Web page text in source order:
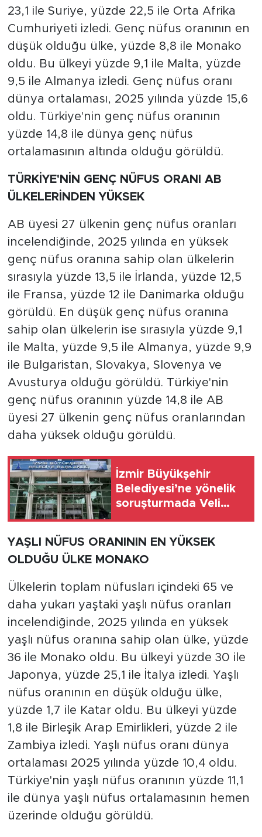
23,1 ile Suriye, yüzde 22,5 ile Orta Afrika
Cumhuriyeti izledi. Genç nüfus oranının en
düşük olduğu ülke, yüzde 8,8 ile Monako
oldu. Bu ülkeyi yüzde 9,1 ile Malta, yüzde
9,5 ile Almanya izledi. Genç nüfus oranı
dünya ortalaması, 2025 yılında yüzde 15,6
oldu. Türkiye'nin genç nüfus oranının
yüzde 14,8 ile dünya genç nüfus
ortalamasının altında olduğu görüldü.
TÜRKİYE'NİN GENÇ NÜFUS ORANI AB
ÜLKELERİNDEN YÜKSEK
AB üyesi 27 ülkenin genç nüfus oranları
incelendiğinde, 2025 yılında en yüksek
genç nüfus oranına sahip olan ülkelerin
sırasıyla yüzde 13,5 ile İrlanda, yüzde 12,5
ile Fransa, yüzde 12 ile Danimarka olduğu
görüldü. En düşük genç nüfus oranına
sahip olan ülkelerin ise sırasıyla yüzde 9,1
ile Malta, yüzde 9,5 ile Almanya, yüzde 9,9
ile Bulgaristan, Slovakya, Slovenya ve
Avusturya olduğu görüldü. Türkiye'nin
genç nüfus oranının yüzde 14,8 ile AB
üyesi 27 ülkenin genç nüfus oranlarından
daha yüksek olduğu görüldü.
İzmir Büyükşehir
Belediyesi’ne yönelik
soruşturmada Veli
YAŞLI NÜFUS ORANININ EN YÜKSEK
OLDUĞU ÜLKE MONAKO
Ülkelerin toplam nüfusları içindeki 65 ve
daha yukarı yaştaki yaşlı nüfus oranları
incelendiğinde, 2025 yılında en yüksek
yaşlı nüfus oranına sahip olan ülke, yüzde
36 ile Monako oldu. Bu ülkeyi yüzde 30 ile
Japonya, yüzde 25,1 ile İtalya izledi. Yaşlı
nüfus oranının en düşük olduğu ülke,
yüzde 1,7 ile Katar oldu. Bu ülkeyi yüzde
1,8 ile Birleşik Arap Emirlikleri, yüzde 2 ile
Zambiya izledi. Yaşlı nüfus oranı dünya
ortalaması 2025 yılında yüzde 10,4 oldu.
Türkiye'nin yaşlı nüfus oranının yüzde 11,1
ile dünya yaşlı nüfus ortalamasının hemen
üzerinde olduğu görüldü.